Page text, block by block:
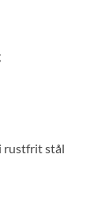
rustfrit stål